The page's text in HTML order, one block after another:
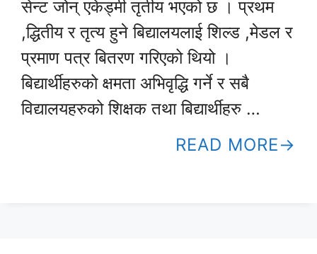
सेन्ट जोन् एकेड्मी तृतीय भएको छ । प्रथम
,द्धितीय र तृत्य हुने बिद्यालयलाई शिल्ड ,मेडल र
प्रमाण पत्र बितरण गरिएको थियो ।
बिद्यार्थीहरुको क्षमता अभिवृद्धि गर्ने र सबै
विद्यालयहरुको शिक्षक तथा बिद्यार्थीहरु …
READ MORE